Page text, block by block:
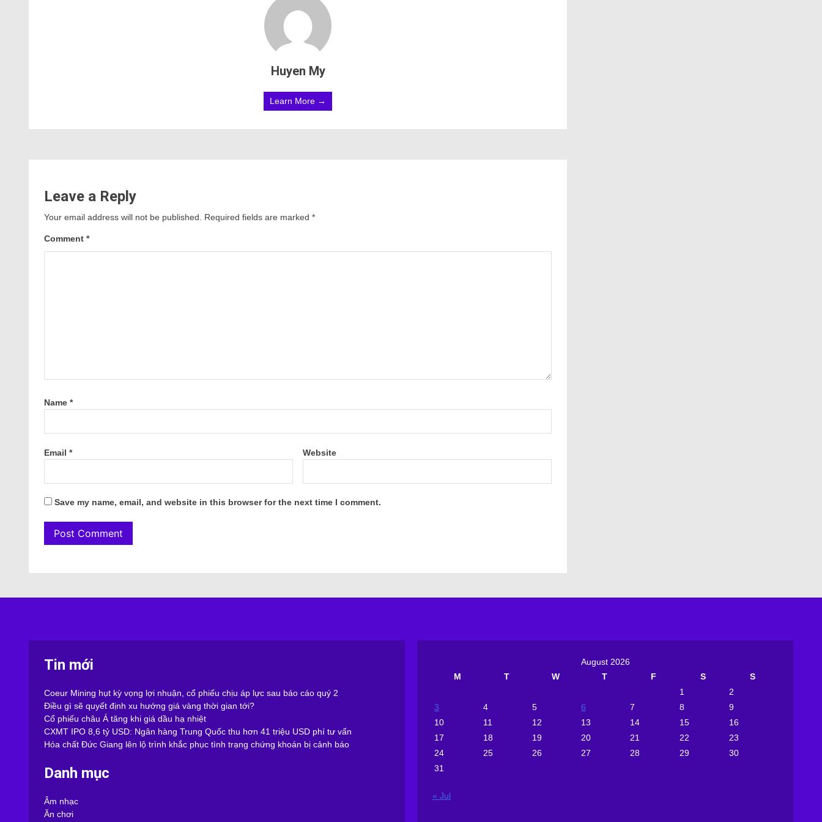
Huyen My
Learn More →
Leave a Reply
Your email address will not be published. Required fields are marked *
Comment *
Name *
Email * Website
Save my name, email, and website in this browser for the next time I comment.
Tin mới
Coeur Mining hụt kỳ vọng lợi nhuận, cổ phiếu chịu áp lực sau báo cáo quý 2
Điều gì sẽ quyết định xu hướng giá vàng thời gian tới?
Cổ phiếu châu Á tăng khi giá dầu hạ nhiệt
CXMT IPO 8,6 tỷ USD: Ngân hàng Trung Quốc thu hơn 41 triệu USD phí tư vấn
Hóa chất Đức Giang lên lộ trình khắc phục tình trạng chứng khoán bị cảnh báo
Danh mục
Âm nhạc
Ăn chơi
August 2026
M
T W T F S
S
1
2
3
4 5 6 7 8
9
10
11 12 13 14 15
16
17
18 19 20 21 22
23
24
25 26 27 28 29
30
31
« Jul